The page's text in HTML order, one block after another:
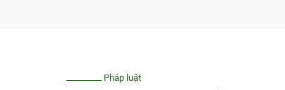
Pháp luật